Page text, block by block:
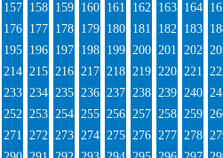
157 158 159 160 161 162 163 164
176 177 178 179 180 181 182 183
195 196 197 198 199 200 201 202
214 215 216 217 218 219 220 221
233 234 235 236 237 238 239 240
252 253 254 255 256 257 258 259
271 272 273 274 275 276 277 278